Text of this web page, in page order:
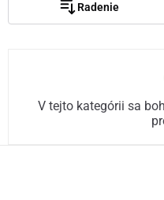
Radenie
V tejto kategórii sa